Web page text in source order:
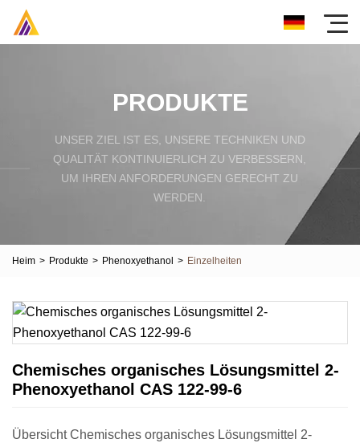
PRODUKTE
UNSER ZIEL IST ES, UNSERE TECHNIKEN UND
QUALITÄT KONTINUIERLICH ZU VERBESSERN,
UM IHREN ANFORDERUNGEN GERECHT ZU
WERDEN.
Heim > Produkte > Phenoxyethanol > Einzelheiten
Chemisches organisches Lösungsmittel 2-
Phenoxyethanol CAS 122-99-6
Übersicht Chemisches organisches Lösungsmittel 2-